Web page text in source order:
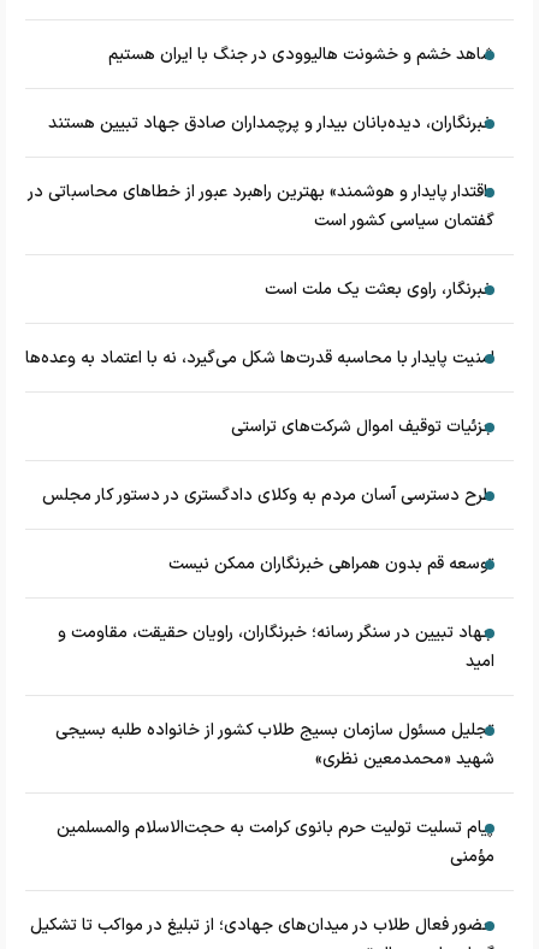
شاهد خشم و خشونت هالیوودی در جنگ با ایران هستیم
خبرنگاران، دیده‌بانان بیدار و پرچمداران صادق جهاد تبیین هستند
«اقتدار پایدار و هوشمند» بهترین راهبرد عبور از خطاهای محاسباتی در
گفتمان سیاسی کشور است
خبرنگار، راوی بعثت یک ملت است
امنیت پایدار با محاسبه قدرت‌ها شکل می‌گیرد، نه با اعتماد به وعده‌ها
جزئیات توقیف اموال شرکت‌های تراستی
طرح دسترسی آسان مردم به وکلای دادگستری در دستور کار مجلس
توسعه قم بدون همراهی خبرنگاران ممکن نیست
جهاد تبیین در سنگر رسانه؛ خبرنگاران، راویان حقیقت، مقاومت و
امید
تجلیل مسئول سازمان بسیج طلاب کشور از خانواده طلبه بسیجی
شهید «محمدمعین نظری»
پیام تسلیت تولیت حرم بانوی کرامت به حجت‌الاسلام‌ و‌المسلمین
مؤمنی
حضور فعال طلاب در میدان‌های جهادی؛ از تبلیغ در مواکب تا تشکیل